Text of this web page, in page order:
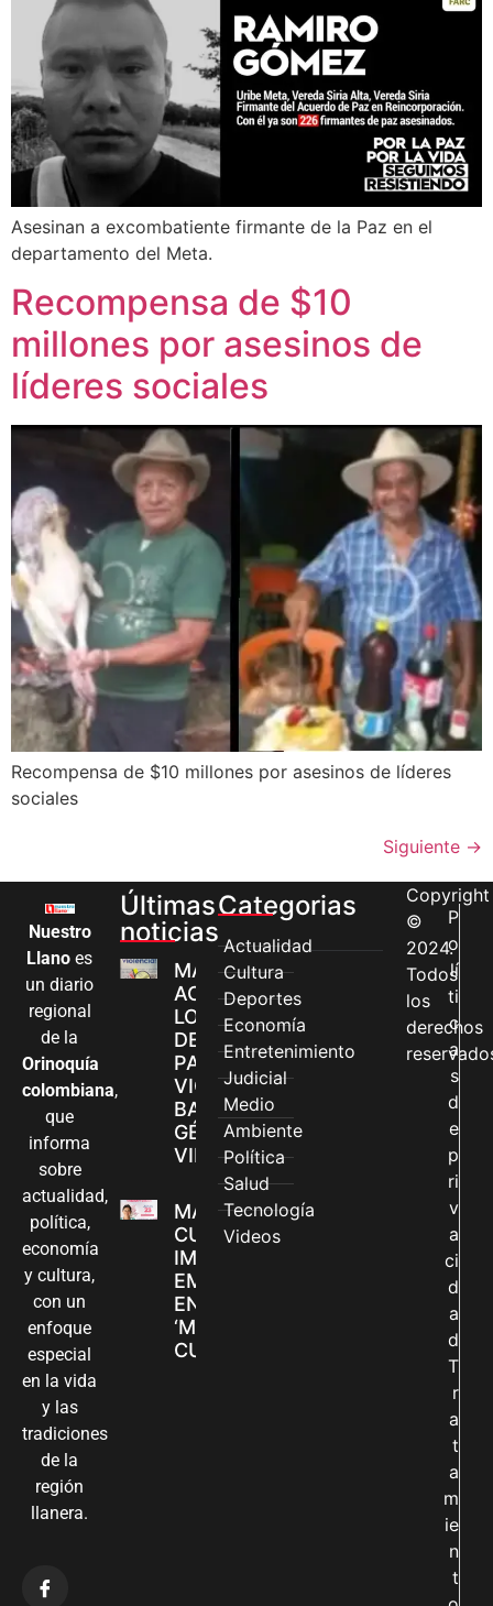
Asesinan a excombatiente firmante de la Paz en el
departamento del Meta.
Recompensa de $10
millones por asesinos de
líderes sociales
Recompensa de $10 millones por asesinos de líderes
sociales
Siguiente →
Nuestro
Llano es
un diario
regional
de la
Orinoquía
colombiana,
que
informa
sobre
actualidad,
política,
economía
y cultura,
con un
enfoque
especial
en la vida
y las
tradiciones
de la
región
llanera.
Últimas
noticias
MÁS MUJERES
ACCEDEN A
LOS CANALES
DE ATENCIÓN
PARA
VIOLENCIAS
BASADAS EN
GÉNERO EN
VILLAVICENCIO
MADRES
CUIDADORAS
IMPULSAN SUS
EMPRENDIMIENTOS
EN LA FERIA
‘MANOS QUE
CUIDAN Y CREAN’
Categorias
Actualidad
Cultura
Deportes
Economía
Entretenimiento
Judicial
Medio
Ambiente
Política
Salud
Tecnología
Videos
Copyright
©
2024.
Todos
los
derechos
P
o
lí
ti
c
a
s
d
e
p
ri
v
a
ci
d
a
d
T
r
a
t
a
m
ie
n
t